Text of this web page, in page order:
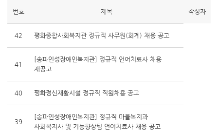
번호 제목 작성자
42 평화종합사회복지관 정규직 사무원(회계) 채용 공고
41
[송파인성장애인복지관] 정규직 언어치료사 채용
재공고
40 평화정신재활시설 정규직 직원채용 공고
39
[송파인성장애인복지관] 정규직 마을복지과
사회복지사 및 기능향상팀 언어치료사 채용 공고